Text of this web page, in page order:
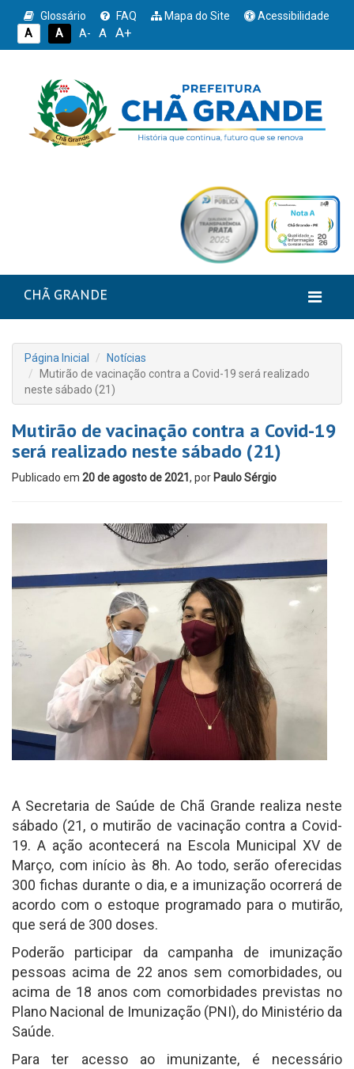
Glossário FAQ Mapa do Site
Acessibilidade
A
A A- A A+
CHÃ GRANDE
Página Inicial
Notícias
Mutirão de vacinação contra a Covid-19 será realizado
neste sábado (21)
Mutirão de vacinação contra a Covid-19
será realizado neste sábado (21)
Publicado em 20 de agosto de 2021 , por Paulo Sérgio
A Secretaria de Saúde de Chã Grande realiza neste
sábado (21, o mutirão de vacinação contra a Covid-
19. A ação acontecerá na Escola Municipal XV de
Março, com início às 8h. Ao todo, serão oferecidas
300 fichas durante o dia, e a imunização ocorrerá de
acordo com o estoque programado para o mutirão,
que será de 300 doses.
Poderão participar da campanha de imunização
pessoas acima de 22 anos sem comorbidades, ou
acima de 18 anos com comorbidades previstas no
Plano Nacional de Imunização (PNI), do Ministério da
Saúde.
Para ter acesso ao imunizante, é necessário